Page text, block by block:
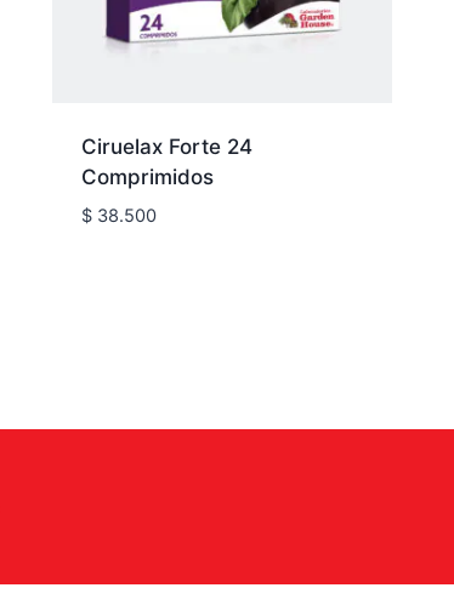
Ciruelax Forte 24
Comprimidos
$ 38.500